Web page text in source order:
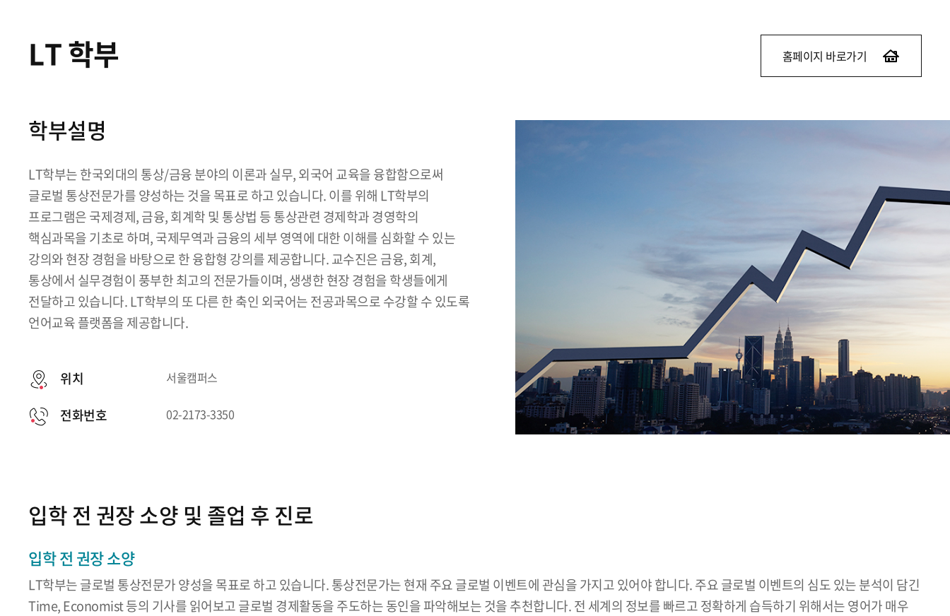
LT 학부 홈페이지 바로가기
학부설명
LT학부는 한국외대의 통상/금융 분야의 이론과 실무, 외국어 교육을 융합함으로써
글로벌 통상전문가를 양성하는 것을 목표로 하고 있습니다. 이를 위해 LT학부의
프로그램은 국제경제, 금융, 회계학 및 통상법 등 통상관련 경제학과 경영학의
핵심과목을 기초로 하며, 국제무역과 금융의 세부 영역에 대한 이해를 심화할 수 있는
강의와 현장 경험을 바탕으로 한 융합형 강의를 제공합니다. 교수진은 금융, 회계,
통상에서 실무경험이 풍부한 최고의 전문가들이며, 생생한 현장 경험을 학생들에게
전달하고 있습니다. LT학부의 또 다른 한 축인 외국어는 전공과목으로 수강할 수 있도록
언어교육 플랫폼을 제공합니다.
위치 서울캠퍼스
전화번호 02-2173-3350
입학 전 권장 소양 및 졸업 후 진로
입학 전 권장 소양
LT학부는 글로벌 통상전문가 양성을 목표로 하고 있습니다. 통상전문가는 현재 주요 글로벌 이벤트에 관심을 가지고 있어야 합니다. 주요 글로벌 이벤트의 심도 있는 분석이 담긴
Time, Economist 등의 기사를 읽어보고 글로벌 경제활동을 주도하는 동인을 파악해보는 것을 추천합니다. 전 세계의 정보를 빠르고 정확하게 습득하기 위해서는 영어가 매우